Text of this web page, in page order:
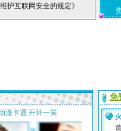
护互联网安全的规定》